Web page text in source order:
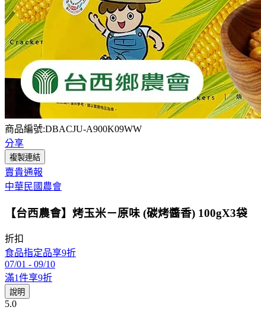
商品編號:DBACJU-A900K09WW
分享
複製連結
賣貴通報
中華民國農會
【台西農會】烤玉米－原味 (碳烤醬香) 100gX3袋
折扣
食品指定品享9折
07/01 - 09/10
滿1件享9折
說明
5.0